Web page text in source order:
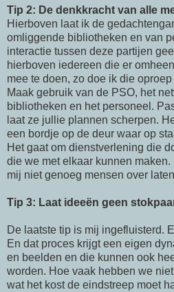
Tip 2: De denkkracht van alle
Hierboven laat ik de
omliggende bibliotheken en van
interactie tussen deze partijen
hierboven iedereen die er
mee te doen, zo doe ik die
Maak gebruik van de PSO, het
bibliotheken en het personeel.
laat ze jullie plannen scherpen.
een bordje op de deur waar op
Hetgaatom dienstverlening die
die we met elkaar kunnen
mij niet genoeg mensen over
Tip 3: Laat ideeën geen
De laatste tip is mij ingefluisterd.
En dat proces krijgt een eigen
en beelden en die kunnen ook
worden. Hoe vaak hebben we
wat het kost de eindstreep moet